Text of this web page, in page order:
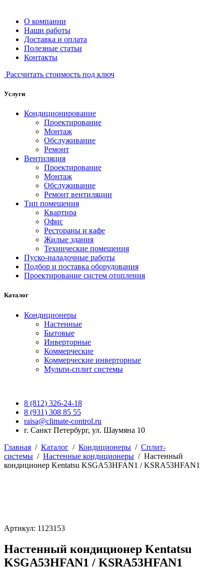
О компании
Наши работы
Доставка и оплата
Полезные статьи
Контакты
Рассчитать стоимость под ключ
Услуги
Кондиционирование
Проектирование
Монтаж
Обслуживание
Ремонт
Вентиляция
Проектирование
Монтаж
Обслуживание
Ремонт вентиляции
Тип помещения
Квартира
Офис
Рестораны и кафе
Жилые здания
Технические помещения
Пуско-наладочные работы
Подбор и поставка оборудования
Проектирование систем отопления
Каталог
Кондиционеры
Настенные
Бытовые
Инверторные
Коммерческие
Коммерческие инверторные
Мульти-сплит системы
8 (812) 326-24-18
8 (931) 308 85 55
raisa@climate-control.ru
г. Санкт Петербург, ул. Шаумяна 10
Главная / Каталог / Кондиционеры / Сплит-
системы / Настенные кондиционеры / Настенный
кондиционер Kentatsu KSGA53HFAN1 / KSRA53HFAN1
Артикул: 1123153
Настенный кондиционер Kentatsu
KSGA53HFAN1 / KSRA53HFAN1